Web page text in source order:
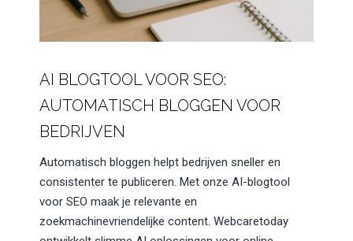
AI BLOGTOOL VOOR SEO:
AUTOMATISCH BLOGGEN VOOR
BEDRIJVEN
Automatisch bloggen helpt bedrijven sneller en
consistenter te publiceren. Met onze AI-blogtool
voor SEO maak je relevante en
zoekmachinevriendelijke content. Webcaretoday